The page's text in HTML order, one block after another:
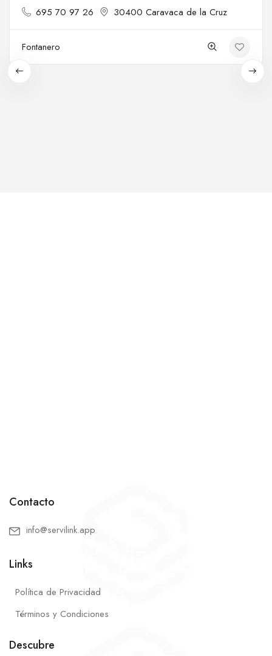
695 70 97 26 30400 Caravaca de la Cruz
Fontanero
Contacto
info@servilink.app
Links
Política de Privacidad
Términos y Condiciones
Descubre